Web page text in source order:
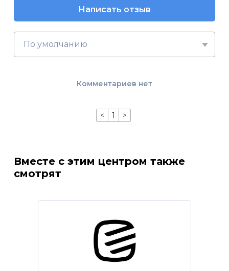
Написать отзыв
По умолчанию
Комментариев нет
< 1 >
Вместе с этим центром также
смотрят